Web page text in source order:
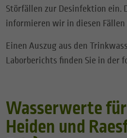
Störfällen zur Desinfektion ein.
informieren wir in diesen Fällen
Einen Auszug aus den
Laborberichts finden Sie in der
Wasserwerte
Heiden und